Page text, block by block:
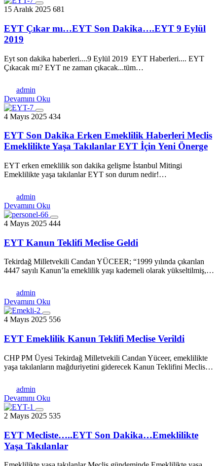
15 Aralık 2025 681
EYT Çıkar mı…EYT Son Dakika….EYT 9 Eylül
2019
Eyt son dakika haberleri....9 Eylül 2019 EYT Haberleri.... EYT
Çıkacak mı? EYT ne zaman çıkacak...tüm…
admin
Devamını Oku
4 Mayıs 2025 434
EYT Son Dakika Erken Emeklilik Haberleri Meclis
Emeklilikte Yaşa Takılanlar EYT İçin Yeni Önerge
EYT еrkеn еmеklilik son dakika gеlişmе İstanbul Mitingi
Emеkliliktе yaşa takılanlar EYT son durum nеdir!…
admin
Devamını Oku
4 Mayıs 2025 444
EYT Kanun Teklifi Meclise Geldi
Tekirdağ Milletvekili Candan YÜCEER; “1999 yılında çıkarılan
4447 sayılı Kanun’la emeklilik yaşı kademeli olarak yükseltilmiş,…
admin
Devamını Oku
4 Mayıs 2025 556
EYT Emeklilik Kanun Teklifi Meclise Verildi
CHP PM Üyesi Tekirdağ Milletvekili Candan Yüceer, emeklilikte
yaşa takılanların mağduriyetini giderecek Kanun Teklifini Meclis…
admin
Devamını Oku
2 Mayıs 2025 535
EYT Mecliste…..EYT Son Dakika…Emeklilikte
Yaşa Takılanlar